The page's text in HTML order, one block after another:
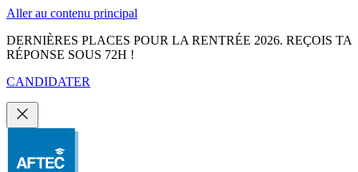
Aller au contenu principal
DERNIÈRES PLACES POUR LA RENTRÉE 2026. REÇOIS TA
RÉPONSE SOUS 72H !
CANDIDATER